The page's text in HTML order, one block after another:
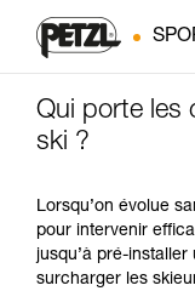
Qui porte les
ski ?
Lorsqu’on évolue
pour intervenir
jusqu’à pré-
surcharger les